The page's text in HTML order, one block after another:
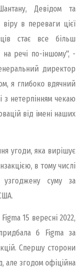
Девідом та
в переваги цієї
стає все більш
речі по-іншому", -
директор
я глибоко вдячний
з нетерпінням чекаю
від імені наших
угоди, яка вирішує
в тому числі
узгоджену суму за
15 вересні 2022,
б Figma за
Спершу сторони
але згодом офіційна